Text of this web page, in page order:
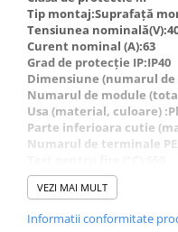
Cleme si accesorii
Accesorii tablou
Blocuri de distributie
Busbar
Cleme cu conexiune
Cleme terminale
Cleme Wago
Tip montaj:Suprafață
Tensiunea
Curent nominal (A):63
Grad de protecție IP:IP40
Dimensiune (numarul de
Numarul de module
Usa (material, culoare)
Parte inferioara cutie
Numarul de terminale
VEZI MAI MULT
Informatii conformitate